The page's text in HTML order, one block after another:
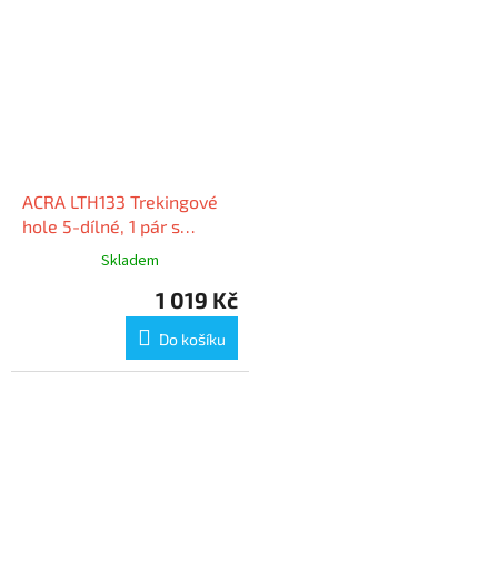
ACRA LTH133 Trekingové
hole 5-dílné, 1 pár s
příslušenstvím
Skladem
1 019 Kč
Do košíku